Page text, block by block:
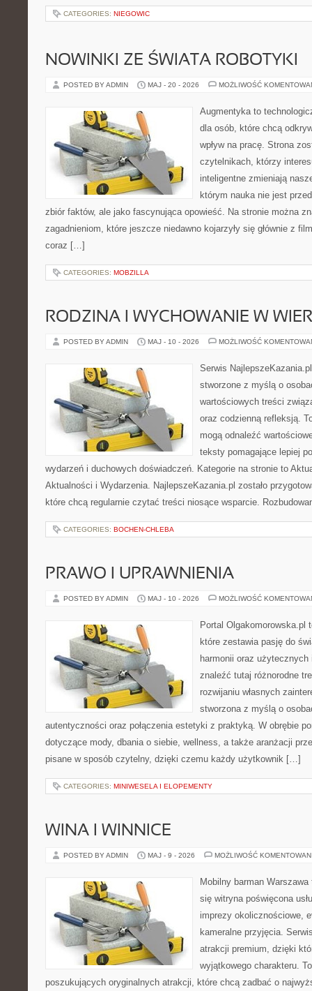
CATEGORIES: NIEGOWIC
NOWINKI ZE ŚWIATA ROBOTYKI
POSTED BY ADMIN MAJ - 20 - 2026 MOŻLIWOŚĆ
Augmentyka to
dla osób, które chcą
wpływ na pracę. Strona
czytelnikach, którzy
inteligentne zmieniają
którym nauka nie jest
zbiór faktów, ale jako fascynująca opowieść. Na stronie można
zagadnieniom, które jeszcze niedawno kojarzyły się głównie z
coraz […]
CATEGORIES: MOBZILLA
RODZINA I WYCHOWANIE W
POSTED BY ADMIN MAJ - 10 - 2026 MOŻLIWOŚĆ
Serwis
stworzone z myślą o
wartościowych treści
oraz codzienną refleksją.
mogą odnaleźć
teksty pomagające lepiej
wydarzeń i duchowych doświadczeń. Kategorie na stronie to
Aktualności i Wydarzenia. NajlepszeKazania.pl zostało
które chcą regularnie czytać treści niosące wsparcie.
CATEGORIES: BOCHEN-CHLEBA
PRAWO I UPRAWNIENIA
POSTED BY ADMIN MAJ - 10 - 2026 MOŻLIWOŚĆ
Portal Olgakomorowska.pl
które zestawia pasję do
harmonii oraz
znaleźć tutaj różnorodne
rozwijaniu własnych
stworzona z myślą o
autentyczności oraz połączenia estetyki z praktyką. W obrębie
dotyczące mody, dbania o siebie, wellness, a także aranżacji
pisane w sposób czytelny, dzięki czemu każdy użytkownik […]
CATEGORIES: MINIWESELA I ELOPEMENTY
WINA I WINNICE
POSTED BY ADMIN MAJ - 9 - 2026 MOŻLIWOŚĆ
Mobilny barman
się witryna poświęcona
imprezy okolicznościowe,
kameralne przyjęcia.
atrakcji premium, dzięki
wyjątkowego charakteru.
poszukujących oryginalnych atrakcji, które chcą zadbać o